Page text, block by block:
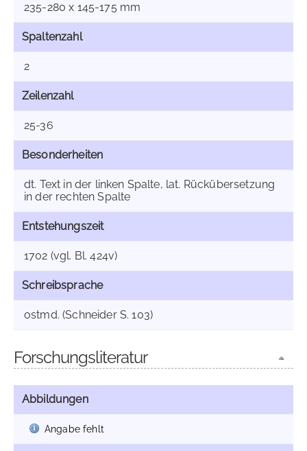
235-280 x 145-175 mm
Spaltenzahl
2
Zeilenzahl
25-36
Besonderheiten
dt. Text in der linken Spalte, lat. Rückübersetzung
in der rechten Spalte
Entstehungszeit
1702 (vgl. Bl. 424v)
Schreibsprache
ostmd. (Schneider S. 103)
Forschungsliteratur
Abbildungen
Angabe fehlt